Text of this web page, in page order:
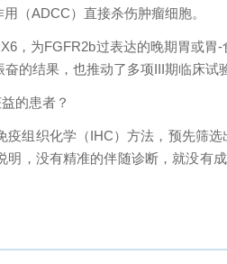
（ADCC）直接杀伤肿瘤细胞。
，为FGFR2b过表达的晚期胃或
的结果，也推动了多项III期临床试
的患者？
组织化学（IHC）方法，预先筛
，没有精准的伴随诊断，就没